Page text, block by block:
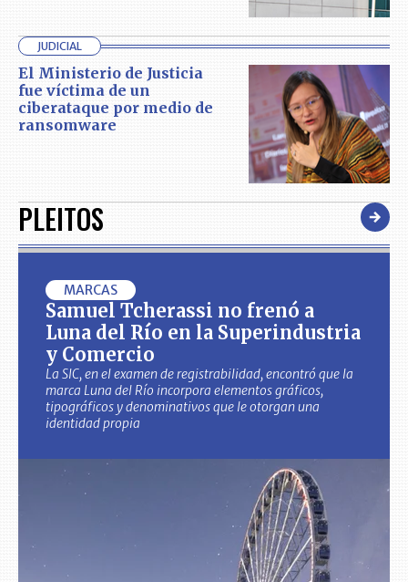
JUDICIAL
El Ministerio de Justicia
fue víctima de un
ciberataque por medio de
ransomware
PLEITOS
MARCAS
Samuel Tcherassi no frenó a
Luna del Río en la Superindustria
y Comercio
La SIC, en el examen de registrabilidad, encontró que la
marca Luna del Río incorpora elementos gráficos,
tipográficos y denominativos que le otorgan una
identidad propia